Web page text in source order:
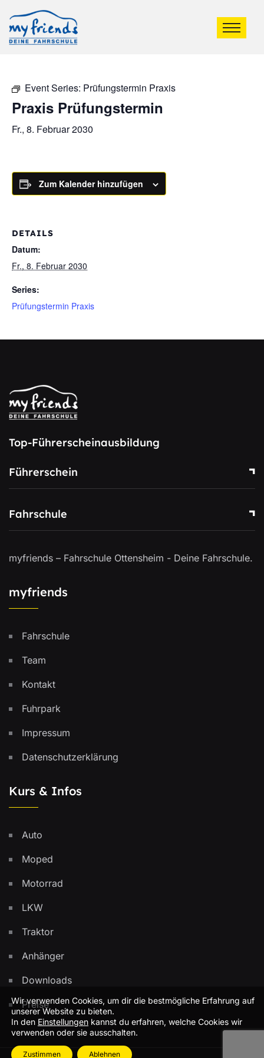
Event Series: Prüfungstermin Praxis
Praxis Prüfungstermin
Fr., 8. Februar 2030
Zum Kalender hinzufügen
DETAILS
Datum:
Fr., 8. Februar 2030
Series:
Prüfungstermin Praxis
Top-Führerscheinausbildung
Führerschein
Fahrschule
myfriends – Fahrschule Ottensheim - Deine Fahrschule.
myfriends
Fahrschule
Team
Kontakt
Fuhrpark
Impressum
Datenschutzerklärung
Kurs & Infos
Auto
Moped
Motorrad
LKW
Traktor
Anhänger
Downloads
Preise
Wir verwenden Cookies, um dir die bestmögliche Erfahrung auf
unserer Website zu bieten.
In den Einstellungen kannst du erfahren, welche Cookies wir
verwenden oder sie ausschalten.
Zustimmen Ablehnen